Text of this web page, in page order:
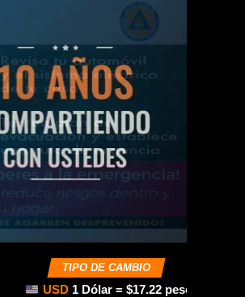
TIPO DE CAMBIO
USD 1 Dólar = $17.22 pesos